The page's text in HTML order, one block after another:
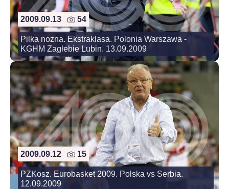
2009.09.13 54
Pilka nozna. Ekstraklasa. Polonia Warszawa -
KGHM Zaglebie Lubin. 13.09.2009
2009.09.12 15
PZKosz. Eurobasket 2009. Polska vs Serbia.
12.09.2009